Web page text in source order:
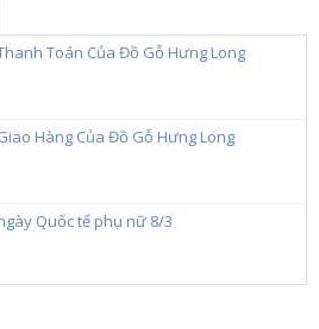
Toán Của Đồ Gỗ Hưng Long
Hàng Của Đồ Gỗ Hưng Long
Quốc tế phụ nữ 8/3